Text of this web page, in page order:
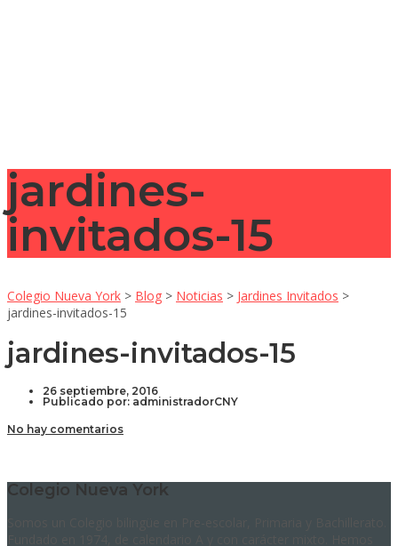
jardines-
invitados-15
Colegio Nueva York > Blog > Noticias > Jardines Invitados >
jardines-invitados-15
jardines-invitados-15
26 septiembre, 2016
Publicado por: administradorCNY
No hay comentarios
Colegio Nueva York